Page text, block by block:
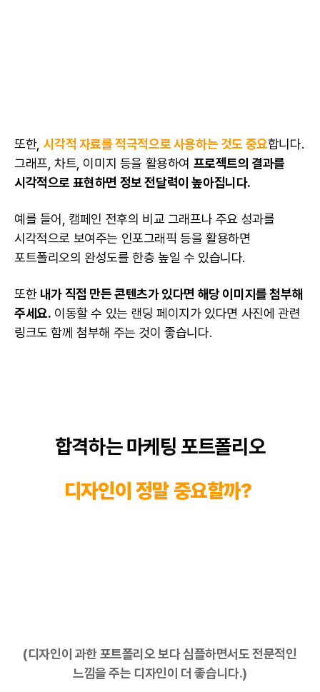
또한, 시각적 자료를 적극적으로 사용하는 것도 중요합니다.
그래프, 차트, 이미지 등을 활용하여 프로젝트의 결과를
시각적으로 표현하면 정보 전달력이 높아집니다.
예를 들어, 캠페인 전후의 비교 그래프나 주요 성과를
시각적으로 보여주는 인포그래픽 등을 활용하면
포트폴리오의 완성도를 한층 높일 수 있습니다.
또한 내가 직접 만든콘텐츠가 있다면 해당이미지를 첨부해
주세요. 이동할 수 있는 랜딩 페이지가 있다면 사진에 관련
링크도 함께 첨부해 주는 것이 좋습니다.
합격하는마케팅 포트폴리오
디자인이 정말 중요할까?
(디자인이 과한 포트폴리오 보다 심플하면서도 전문적인
느낌을 주는 디자인이 더 좋습니다.)